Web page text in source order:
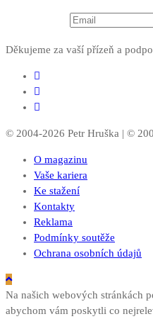
Děkujeme za vaší přízeň a
© 2004-2026 Petr Hruška | ©
O magazinu
Vaše kariera
Ke stažení
Kontakty
Reklama
Podmínky soutěže
Ochrana osobních údajů
Na našich webových stránkách
abychom vám poskytli co